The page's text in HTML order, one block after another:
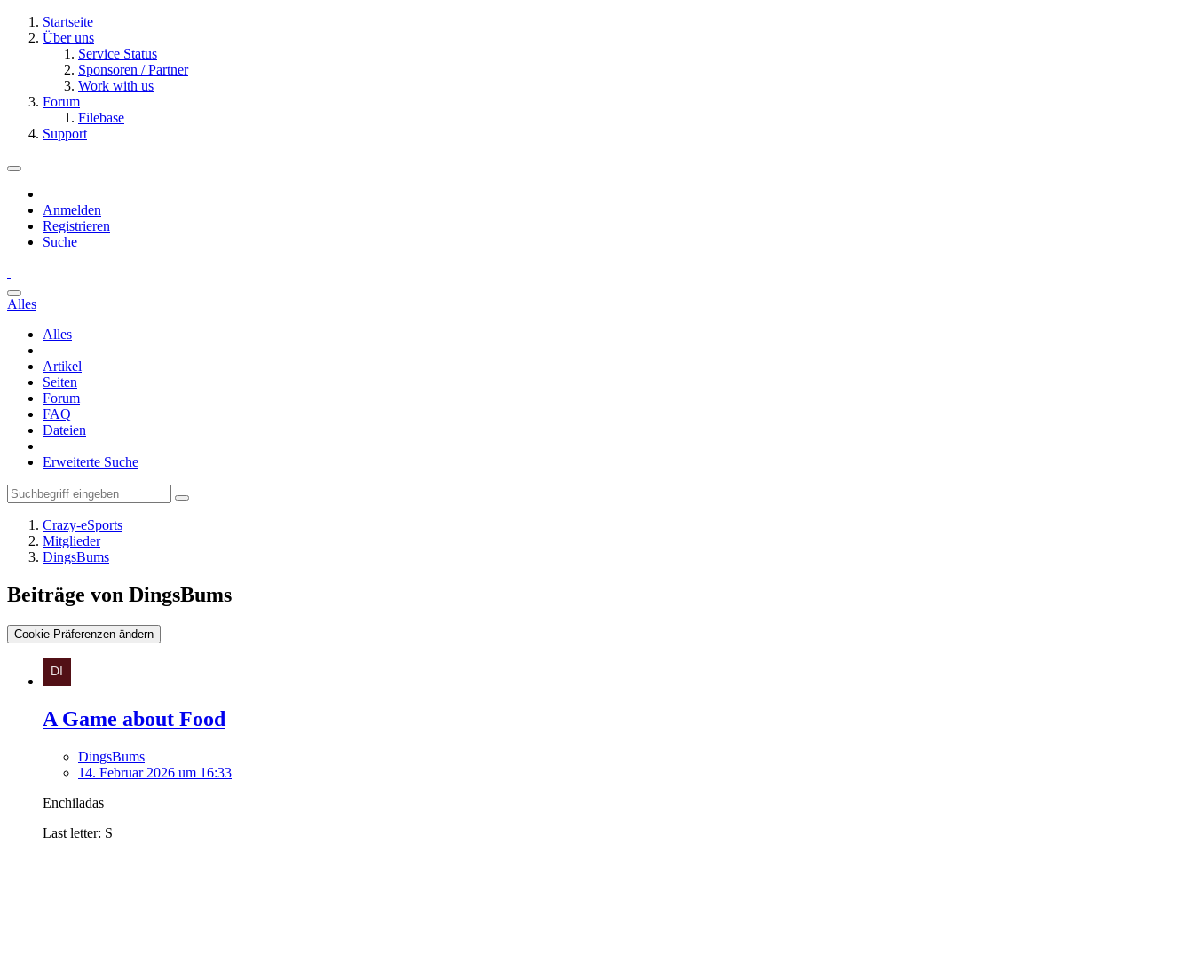
Startseite
Über uns
Service Status
Sponsoren / Partner
Work with us
Forum
Filebase
Support
Anmelden
Registrieren
Suche
Alles
Alles
Artikel
Seiten
Forum
FAQ
Dateien
Erweiterte Suche
Crazy-eSports
Mitglieder
DingsBums
Beiträge von DingsBums
Cookie-Präferenzen ändern
A Game about Food
DingsBums
14. Februar 2026 um 16:33
Enchiladas
Last letter: S